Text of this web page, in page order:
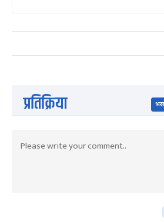
प्रतिक्रिया